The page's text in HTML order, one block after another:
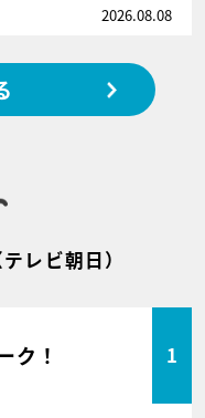
2026.08.08
テレビ朝日）
ク！ 1